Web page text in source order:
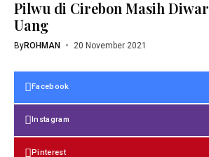
Pilwu di Cirebon Masih
Uang
ByROHMAN 20 November 2021
Facebook
Instagram
Pinterest